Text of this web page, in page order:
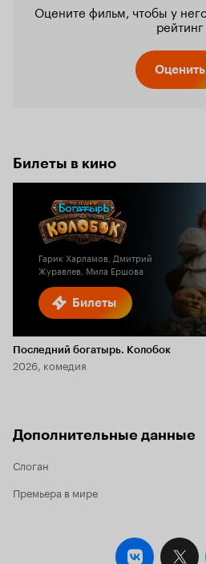
Оцените фильм, чтобы у
рейтинг
Оценить
Билеты в кино
Билеты
Гарик Харламов, Дмитрий
Журавлев, Мила Ершова
Последний богатырь. Колобок
2026, комедия
Дополнительные данные
Слоган
Премьера в мире